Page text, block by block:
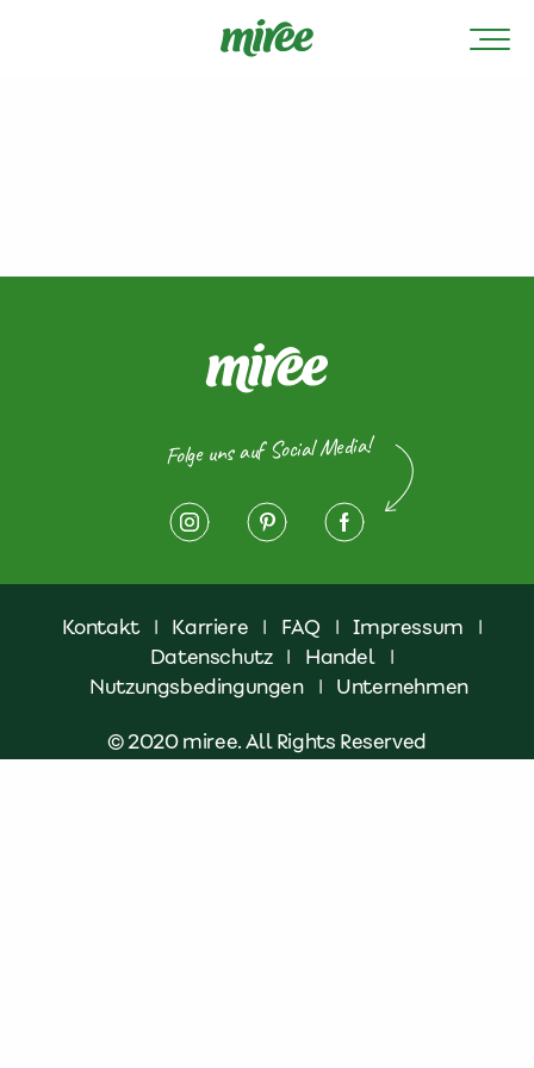
Folge uns auf Social Media!
Kontakt | Karriere | FAQ | Impressum
|
Datenschutz | Handel
|
Nutzungsbedingungen
| Unternehmen
© 2020 miree. All Rights Reserved